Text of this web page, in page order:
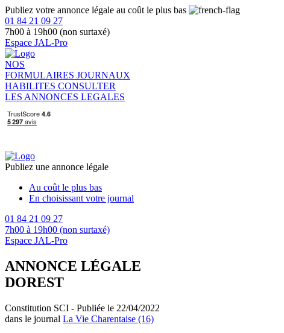
Publiez votre annonce légale au coût le plus bas
01 84 21 09 27
7h00 à 19h00 (non surtaxé)
Espace JAL-Pro
NOS
FORMULAIRES JOURNAUX
HABILITES CONSULTER
LES ANNONCES LEGALES
Publiez une annonce légale
Au coût le plus bas
En choisissant votre journal
01 84 21 09 27
7h00 à 19h00 (non surtaxé)
Espace JAL-Pro
ANNONCE LÉGALE
DOREST
Constitution SCI - Publiée le 22/04/2022
dans le journal La Vie Charentaise (16)